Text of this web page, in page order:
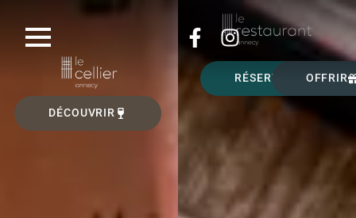
DÉCOUVRIR
RÉSERVER OFFRIR